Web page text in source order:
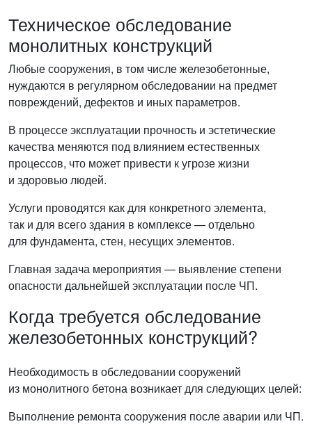
Техническое обследование
монолитных конструкций
Любые сооружения, в том числе железобетонные,
нуждаются в регулярном обследовании на предмет
повреждений, дефектов и иных параметров.
В процессе эксплуатации прочность и эстетические
качества меняются под влиянием естественных
процессов, что может привести к угрозе жизни
и здоровью людей.
Услуги проводятся как для конкретного элемента,
так и для всего здания в комплексе — отдельно
для фундамента, стен, несущих элементов.
Главная задача мероприятия — выявление степени
опасности дальнейшей эксплуатации после ЧП.
Когда требуется обследование
железобетонных конструкций?
Необходимость в обследовании сооружений
из монолитного бетона возникает для следующих целей:
Выполнение ремонта сооружения после аварии или ЧП.